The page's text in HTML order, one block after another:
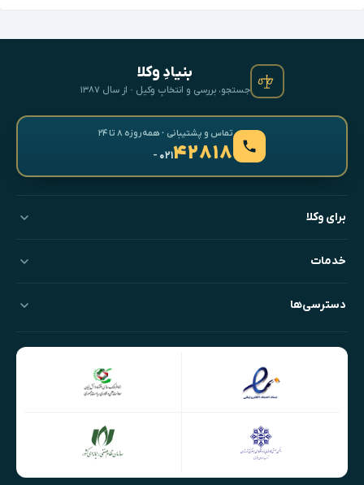
بنیادِ وکلا
جستجو، بررسی و انتخابِ وکیل · از سال ۱۳۸۷
تماس و پشتیبانی · همه‌روزه ۸ تا ۲۴
۴۲۸۱۸- ۰۲۱
برای وکلا
خدمات
دسترسی‌ها